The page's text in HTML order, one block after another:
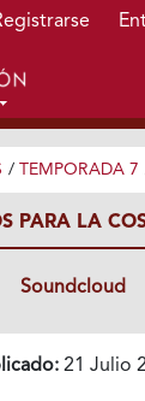
principal
/ TEMPORADA 7
PARA LA
Soundcloud
21 Julio